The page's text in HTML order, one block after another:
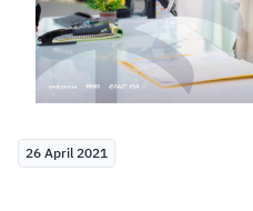
26 April 2021